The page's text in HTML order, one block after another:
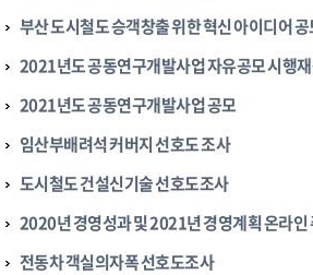
부산 도시철도 승객창출 위한 혁신 아이디어
2021년도 공동연구개발사업 자유공모 시행
2021년도 공동연구개발사업 공모
임산부배려석 커버지 선호도 조사
도시철도 건설신기술 선호도조사
2020년 경영성과 및 2021년 경영계획 온라인
전동차 객실의자폭 선호도조사